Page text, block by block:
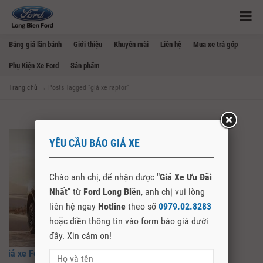
Bảng giá lăn bánh Giới thiệu Khuyến mãi Liên hệ Mua xe trả góp
Phụ Kiện Xe Ford Sản phẩm
Trang chủ → Posts Tagged "giá xe raptor"
Giá xe Ford Ranger Raptor lăn bánh
YÊU CẦU BÁO GIÁ XE
Chào anh chị, để nhận được "Giá Xe Ưu Đãi
Nhất" từ Ford Long Biên, anh chị vui lòng
liên hệ ngay Hotline theo số 0979.02.8283
hoặc điền thông tin vào form báo giá dưới
đây. Xin cảm ơn!